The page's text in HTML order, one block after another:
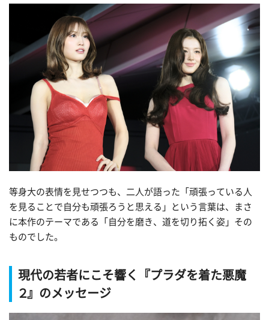
等身大の表情を見せつつも、二人が語った「頑張っている人
を見ることで自分も頑張ろうと思える」という言葉は、まさ
に本作のテーマである「自分を磨き、道を切り拓く姿」その
ものでした。
現代の若者にこそ響く『プラダを着た悪魔
２』のメッセージ